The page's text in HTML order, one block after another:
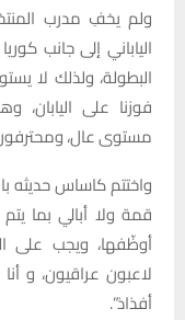
ولم يخفِ مدرب
الياباني إلى جانب
البطولة، ولذلك لا
فوزنا على
مستوى عال،
واختتم كاساس حديثه
قمة ولا أبالي بما
أوظّفها، ويجب على
لاعبون عراقيون، و
أفذاذ”.